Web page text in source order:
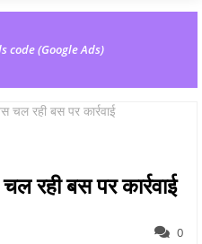
code (Google Ads)
चल रही बस पर कार्रवाई
रही बस पर कार्रवाई
0